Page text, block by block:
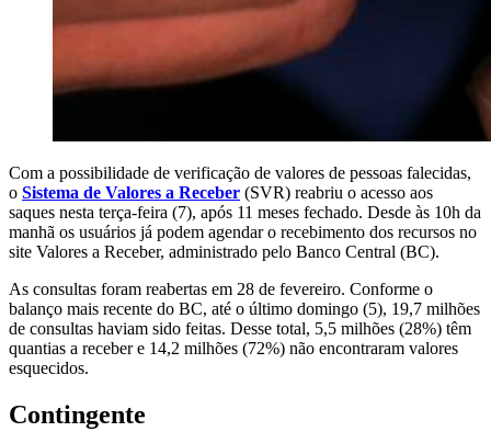
Com a possibilidade de verificação de valores de pessoas falecidas,
o Sistema de Valores a Receber (SVR) reabriu o acesso aos
saques nesta terça-feira (7), após 11 meses fechado. Desde às 10h da
manhã os usuários já podem agendar o recebimento dos recursos no
site Valores a Receber, administrado pelo Banco Central (BC).
As consultas foram reabertas em 28 de fevereiro. Conforme o
balanço mais recente do BC, até o último domingo (5), 19,7 milhões
de consultas haviam sido feitas. Desse total, 5,5 milhões (28%) têm
quantias a receber e 14,2 milhões (72%) não encontraram valores
esquecidos.
Contingente